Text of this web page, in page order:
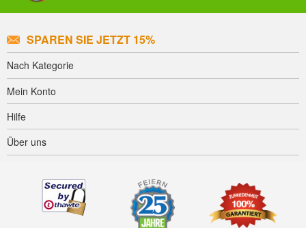
SPAREN SIE JETZT 15%
Nach Kategorie
Mein Konto
Hilfe
Über uns